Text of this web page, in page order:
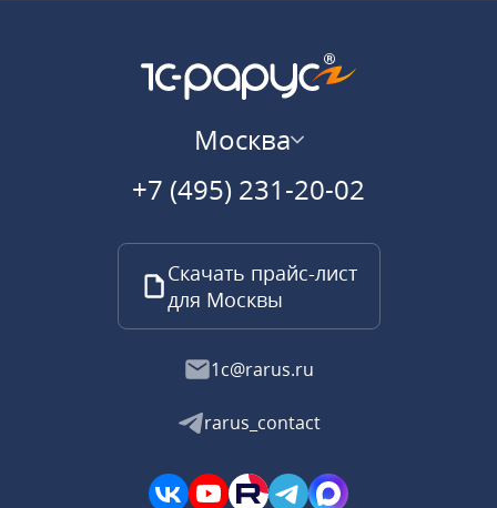
Москва
+7 (495) 231-20-02
Скачать прайс-лист
для Москвы
1c@rarus.ru
rarus_contact